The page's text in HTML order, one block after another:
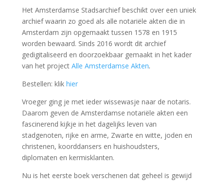
Het Amsterdamse Stadsarchief beschikt over een uniek
archief waarin zo goed als alle notariële akten die in
Amsterdam zijn opgemaakt tussen 1578 en 1915
worden bewaard. Sinds 2016 wordt dit archief
gedigitaliseerd en doorzoekbaar gemaakt in het kader
van het project Alle Amsterdamse Akten.
Bestellen: klik hier
Vroeger ging je met ieder wissewasje naar de notaris.
Daarom geven de Amsterdamse notariële akten een
fascinerend kijkje in het dagelijks leven van
stadgenoten, rijke en arme, Zwarte en witte, joden en
christenen, koorddansers en huishoudsters,
diplomaten en kermisklanten.
Nu is het eerste boek verschenen dat geheel is gewijd